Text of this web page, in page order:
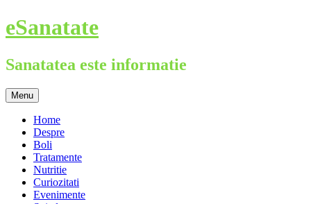
Skip
to
eSanatate
Sanatatea este informatie
Menu
Home
Despre
Boli
Tratamente
Nutritie
Curiozitati
Evenimente